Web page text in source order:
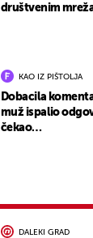
društvenim
KAO IZ PIŠTOLJA
Dobacila
muž ispalio
čekao…
DALEKI GRAD